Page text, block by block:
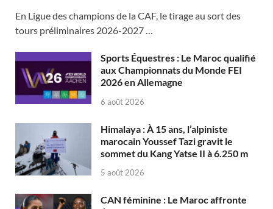
En Ligue des champions de la CAF, le tirage au sort des
tours préliminaires 2026-2027 …
Sports Équestres : Le Maroc qualifié
aux Championnats du Monde FEI
2026 en Allemagne
6 août 2026
Himalaya : À 15 ans, l’alpiniste
marocain Youssef Tazi gravit le
sommet du Kang Yatse II à 6.250 m
5 août 2026
CAN féminine : Le Maroc affronte